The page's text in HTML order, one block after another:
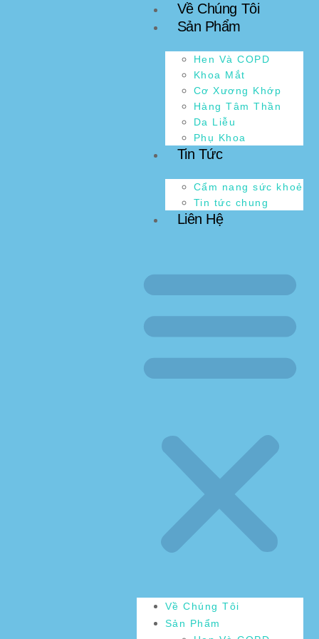
Về Chúng Tôi
Sản Phẩm
Hen Và COPD
Khoa Mắt
Cơ Xương Khớp
Hàng Tâm Thần
Da Liễu
Phụ Khoa
Tin Tức
Cẩm nang sức khoẻ
Tin tức chung
Liên Hệ
Về Chúng Tôi
Sản Phẩm